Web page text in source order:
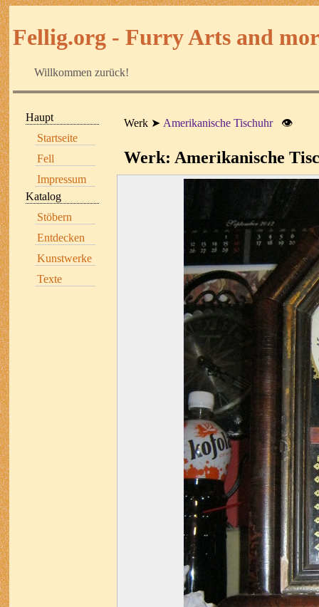
Fellig.org - Furry Arts and
Willkommen zurück!
Haupt
Startseite
Fell
Impressum
Katalog
Stöbern
Entdecken
Kunstwerke
Texte
Werk Amerikanische Tischuhr 👁
Werk: Amerikanische